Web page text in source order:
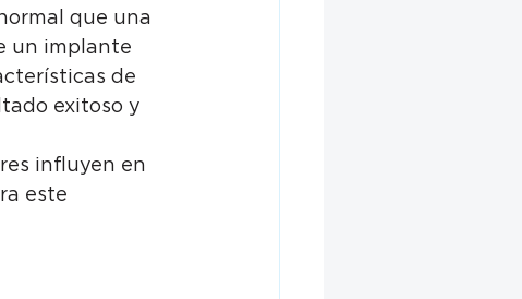
que una
un implante
de
exitoso y
influyen en
este